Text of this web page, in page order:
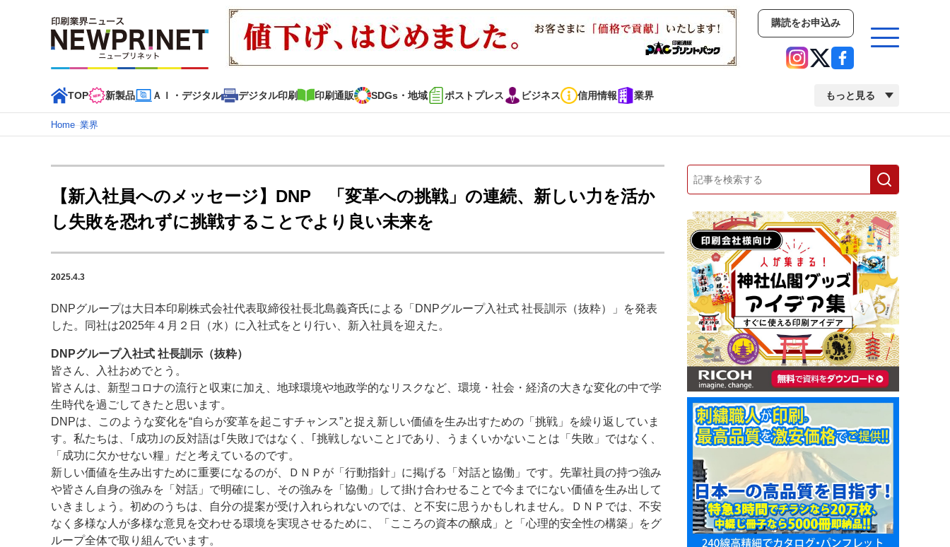
購読をお申込み
TOP 新製品 ＡＩ・デジタル デジタル印刷 印刷通販 SDGs・地域 ポストプレス ビジネス 信用情報 業界 もっと見る
イベント
インデックス
TOP 新着記事 特集記事 動画コンテンツ インタビュー コレクション
カテゴリー一覧
新商品 新製品 ＡＩ・デジタル デジタル印刷 印刷通販 SDGs・地域 ポストプレス 市場・統計 人事・移転・異動・訃報
特集記事カテゴリー一覧
中古印刷機・製本機特集
2022 検査・校正特集
特集・デジタル印刷 ～ 新成長軌道を描く
案内
発刊案内 JFPI印刷用語集
運営
会社案内 購読・購入申し込み サイトポリシー お問い合わせ
Home–業界
【新入社員へのメッセージ】DNP 「変革への挑戦」の連続、新しい力を活か
し失敗を恐れずに挑戦することでより良い未来を
2025.4.3
DNPグループは大日本印刷株式会社代表取締役社長北島義斉氏による「DNPグループ入社式 社長訓示（抜粋）」を発表
した。同社は2025年４月２日（水）に入社式をとり行い、新入社員を迎えた。
DNPグループ入社式 社長訓示（抜粋）
皆さん、入社おめでとう。
皆さんは、新型コロナの流行と収束に加え、地球環境や地政学的なリスクなど、環境・社会・経済の大きな変化の中で学
生時代を過ごしてきたと思います。
DNPは、このような変化を“自らが変革を起こすチャンス”と捉え新しい価値を生み出すための「挑戦」を繰り返していま
す。私たちは、｢成功｣の反対語は｢失敗｣ではなく、｢挑戦しないこと｣であり、うまくいかないことは「失敗」ではなく、
「成功に欠かせない糧」だと考えているのです。
新しい価値を生み出すために重要になるのが、ＤＮＰが「行動指針」に掲げる「対話と協働」です。先輩社員の持つ強み
や皆さん自身の強みを「対話」で明確にし、その強みを「協働」して掛け合わせることで今までにない価値を生み出して
いきましょう。初めのうちは、自分の提案が受け入れられないのでは、と不安に思うかもしれません。ＤＮＰでは、不安
なく多様な人が多様な意見を交わせる環境を実現させるために、「こころの資本の醸成」と「心理的安全性の構築」をグ
ループ全体で取り組んでいます。